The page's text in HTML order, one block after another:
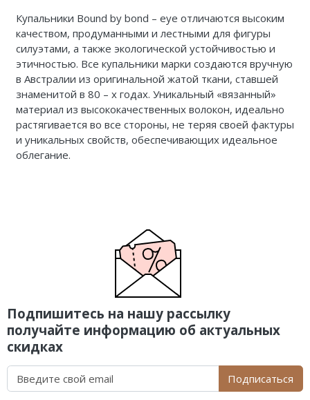
Купальники Bound by bond – eye отличаются высоким
качеством, продуманными и лестными для фигуры
силуэтами, а также экологической устойчивостью и
этичностью. Все купальники марки создаются вручную
в Австралии из оригинальной жатой ткани, ставшей
знаменитой в 80 – х годах. Уникальный «вязанный»
материал из высококачественных волокон, идеально
растягивается во все стороны, не теряя своей фактуры
и уникальных свойств, обеспечивающих идеальное
облегание.
Подпишитесь на нашу рассылку
получайте информацию об актуальных
скидках
Подписаться